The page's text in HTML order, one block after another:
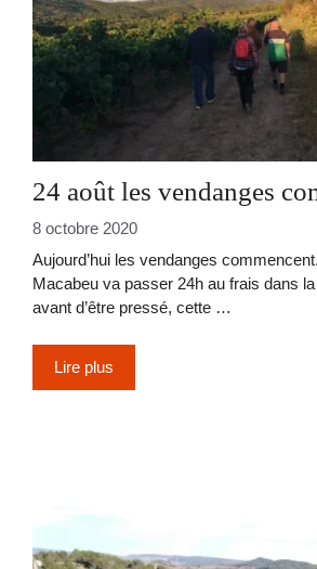
24 août les vendanges
8 octobre 2020
Aujourd’hui les vendanges
Macabeu va passer 24h au frais dans
avant d’être pressé, cette …
Lire plus